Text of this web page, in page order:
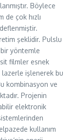
Böylece
çok hızlı
şeklidir. Pulslu
yöntemle
filmler esnek
lazerle işlenerek bu
kombinasyon ve
Projenin
elektronik
kullanım